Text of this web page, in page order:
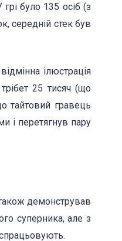
було 135 осіб (з
середній стек був
ілюстрація
25 тисяч (що
тайтовий гравець
і перетягнув пару
демонстрував
суперника, але з